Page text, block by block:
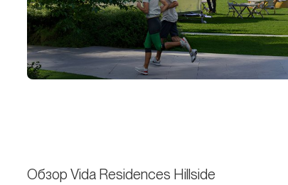
Обзор Vida Residences Hillside